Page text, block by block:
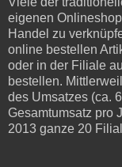
eigenen
Handel zu
online bestellen
oder in der Filiale
bestellen.
des Umsatzes (ca.
Gesamtumsatz pro
2013 ganze 20